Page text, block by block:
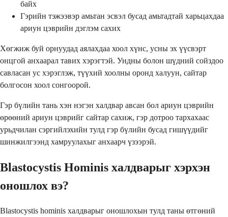
байх
Гэрийн тэжээвэр амьтан эсвэл бусад амьтадтай харьцахдаа
ариун цэврийн дэглэм сахих
Хөгжиж буй орнуудад аялахдаа хоол хүнс, усны эх үүсвэрт
онцгой анхаарал тавих хэрэгтэй. Ундны болон шүдний сойздоо
савласан ус хэрэглэж, түүхий хоолны оронд халуун, сайтар
болгосон хоол сонгоорой.
Гэр бүлийн тань хэн нэгэн халдвар авсан бол ариун цэврийн
өрөөний ариун цэврийг сайтар сахиж, гэр дотроо тархахаас
урьдчилан сэргийлэхийн тулд гэр бүлийн бусад гишүүдийг
шинжилгээнд хамруулахыг анхаарч үзээрэй.
Blastocystis Hominis халдварыг хэрхэн
оношлох вэ?
Blastocystis hominis халдварыг оношлохын тулд таны өтгөний